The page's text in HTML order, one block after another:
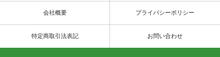
会社概要 プライバシーポリシー
特定商取引法表記 お問い合わせ